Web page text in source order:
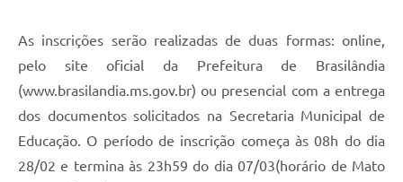
As inscrições serão realizadas de duas formas: online,
pelo site oficial da Prefeitura de Brasilândia
(www.brasilandia.ms.gov.br) ou presencial com a entrega
dos documentos solicitados na Secretaria Municipal de
Educação. O período de inscrição começa às 08h do dia
28/02 e termina às 23h59 do dia 07/03(horário de Mato